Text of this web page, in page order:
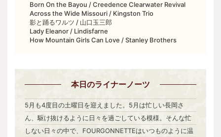
Born On the Bayou / Creedence Clearwater Revival
Across the Wide Missouri / Kingston Trio
影と踊るワルツ / 山口玉三郎
Lady Eleanor / Lindisfarne
How Mountain Girls Can Love / Stanley Brothers
本日のライナーノーツ
5月も4度目の土曜日を迎えました。5月は忙しい長岡さ
ん、駆け抜けるように日々を過ごしている模様。そんな忙
しない日々の中で、FOURGONNETTEはいつものように温